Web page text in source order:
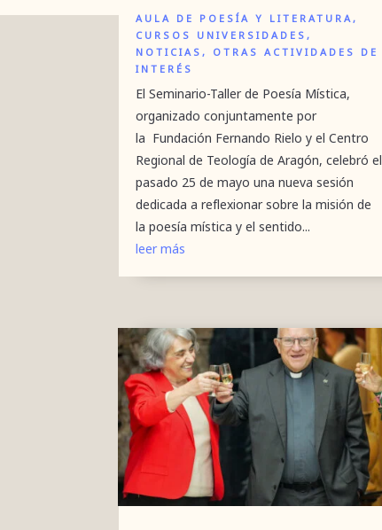
AULA DE POESÍA Y LITERATURA,
CURSOS UNIVERSIDADES,
NOTICIAS, OTRAS ACTIVIDADES DE
INTERÉS
El Seminario-Taller de Poesía Mística,
organizado conjuntamente por
la Fundación Fernando Rielo y el Centro
Regional de Teología de Aragón, celebró el
pasado 25 de mayo una nueva sesión
dedicada a reflexionar sobre la misión de
la poesía mística y el sentido...
leer más